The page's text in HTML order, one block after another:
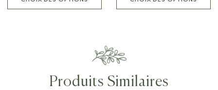
Produits Similaires